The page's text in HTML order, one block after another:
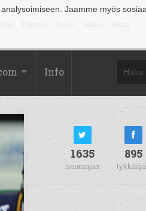
Jaamme myös
Info
1635
seuraajaa
895